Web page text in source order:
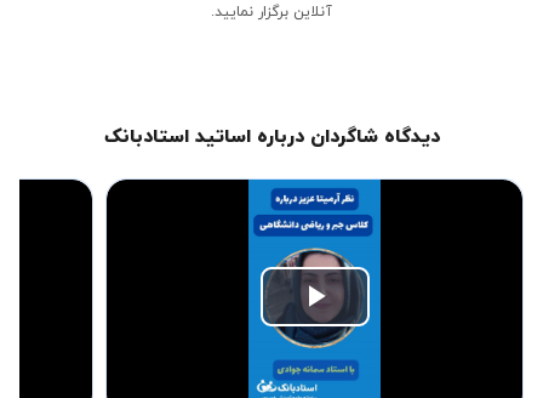
آنلاین برگزار نمایید.
دیدگاه شاگردان درباره اساتید استادبانک
Play
Video